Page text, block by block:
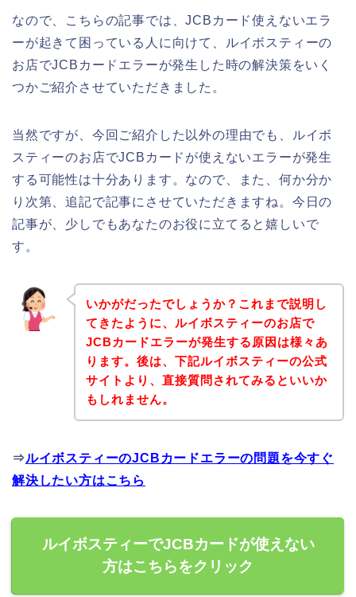
なので、こちらの記事では、JCBカード使えないエラ
ーが起きて困っている人に向けて、ルイボスティーの
お店でJCBカードエラーが発生した時の解決策をいく
つかご紹介させていただきました。
当然ですが、今回ご紹介した以外の理由でも、ルイボ
スティーのお店でJCBカードが使えないエラーが発生
する可能性は十分あります。なので、また、何か分か
り次第、追記で記事にさせていただきますね。今日の
記事が、少しでもあなたのお役に立てると嬉しいで
す。
いかがだったでしょうか？これまで説明し
てきたように、ルイボスティーのお店で
JCBカードエラーが発生する原因は様々あ
ります。後は、下記ルイボスティーの公式
サイトより、直接質問されてみるといいか
もしれません。
⇒ルイボスティーのJCBカードエラーの問題を今すぐ
解決したい方はこちら
ルイボスティーでJCBカードが使えない
方はこちらをクリック